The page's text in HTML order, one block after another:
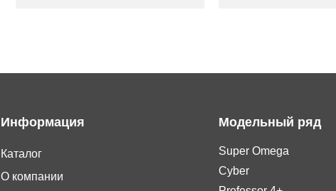
Информация
Каталог
О компании
Модельный ряд
Super Omega
Cyber